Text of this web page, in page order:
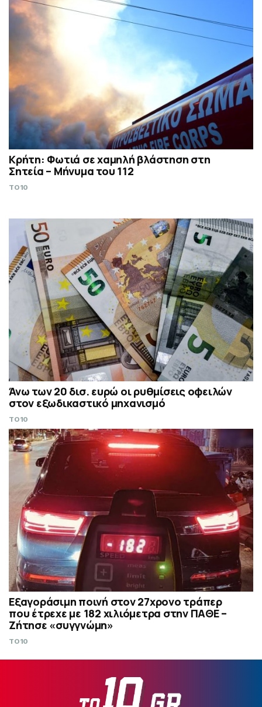
Κρήτη: Φωτιά σε χαμηλή βλάστηση στη
Σητεία – Μήνυμα του 112
TO10
Άνω των 20 δισ. ευρώ οι ρυθμίσεις οφειλών
στον εξωδικαστικό μηχανισμό
TO10
Εξαγοράσιμη ποινή στον 27χρονο τράπερ
που έτρεχε με 182 χιλιόμετρα στην ΠΑΘΕ –
Ζήτησε «συγγνώμη»
TO10